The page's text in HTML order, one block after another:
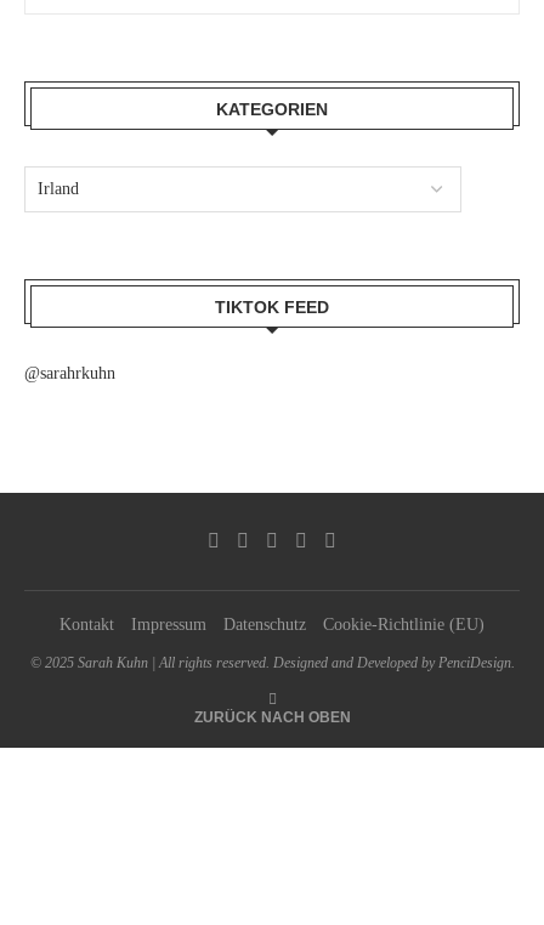
KATEGORIEN
TIKTOK FEED
@sarahrkuhn
Kontakt Impressum Datenschutz Cookie-Richtlinie (EU)
© 2025 Sarah Kuhn | All rights reserved. Designed and Developed by PenciDesign.
ZURÜCK NACH OBEN